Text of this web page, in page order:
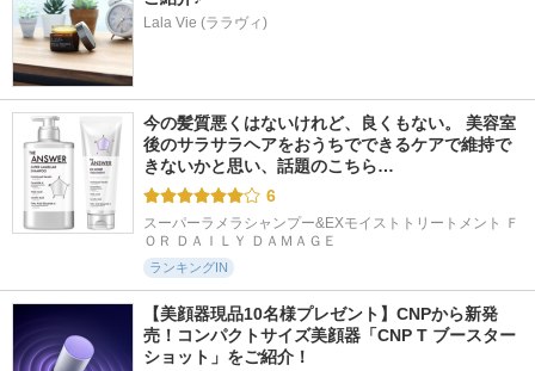
Lala Vie (ララヴィ)
今の髪質悪くはないけれど、良くもない。 美容室
後のサラサラヘアをおうちでできるケアで維持で
きないかと思い、話題のこちら…
6
スーパーラメラシャンプー&EXモイストトリートメント Ｆ
ＯＲ ＤＡＩＬＹ ＤＡＭＡＧＥ
ランキングIN
【美顔器現品10名様プレゼント】CNPから新発
売！コンパクトサイズ美顔器「CNP T ブースター
ショット」をご紹介！